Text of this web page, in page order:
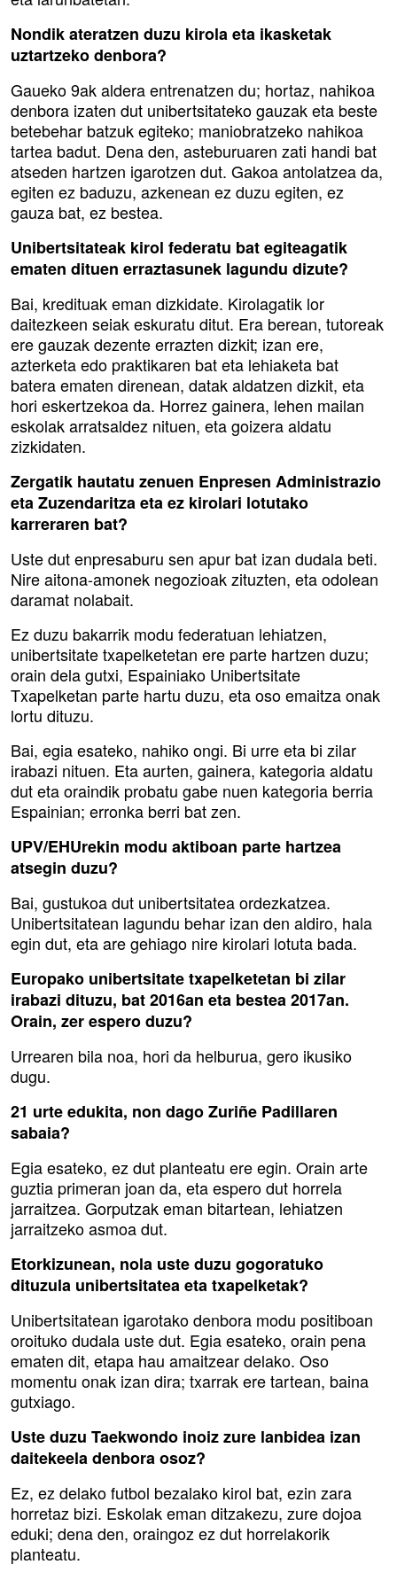
Nondik ateratzen duzu kirola eta ikasketak
uztartzeko denbora?
Gaueko 9ak aldera entrenatzen du; hortaz, nahikoa
denbora izaten dut unibertsitateko gauzak eta beste
betebehar batzuk egiteko; maniobratzeko nahikoa
tartea badut. Dena den, asteburuaren zati handi bat
atseden hartzen igarotzen dut. Gakoa antolatzea da,
egiten ez baduzu, azkenean ez duzu egiten, ez
gauza bat, ez bestea.
Unibertsitateak kirol federatu bat egiteagatik
ematen dituen erraztasunek lagundu dizute?
Bai, kredituak eman dizkidate. Kirolagatik lor
daitezkeen seiak eskuratu ditut. Era berean, tutoreak
ere gauzak dezente errazten dizkit; izan ere,
azterketa edo praktikaren bat eta lehiaketa bat
batera ematen direnean, datak aldatzen dizkit, eta
hori eskertzekoa da. Horrez gainera, lehen mailan
eskolak arratsaldez nituen, eta goizera aldatu
zizkidaten.
Zergatik hautatu zenuen Enpresen Administrazio
eta Zuzendaritza eta ez kirolari lotutako
karreraren bat?
Uste dut enpresaburu sen apur bat izan dudala beti.
Nire aitona-amonek negozioak zituzten, eta odolean
daramat nolabait.
Ez duzu bakarrik modu federatuan lehiatzen,
unibertsitate txapelketetan ere parte hartzen duzu;
orain dela gutxi, Espainiako Unibertsitate
Txapelketan parte hartu duzu, eta oso emaitza onak
lortu dituzu.
Bai, egia esateko, nahiko ongi. Bi urre eta bi zilar
irabazi nituen. Eta aurten, gainera, kategoria aldatu
dut eta oraindik probatu gabe nuen kategoria berria
Espainian; erronka berri bat zen.
UPV/EHUrekin modu aktiboan parte hartzea
atsegin duzu?
Bai, gustukoa dut unibertsitatea ordezkatzea.
Unibertsitatean lagundu behar izan den aldiro, hala
egin dut, eta are gehiago nire kirolari lotuta bada.
Europako unibertsitate txapelketetan bi zilar
irabazi dituzu, bat 2016an eta bestea 2017an.
Orain, zer espero duzu?
Urrearen bila noa, hori da helburua, gero ikusiko
dugu.
21 urte edukita, non dago Zuriñe Padillaren
sabaia?
Egia esateko, ez dut planteatu ere egin. Orain arte
guztia primeran joan da, eta espero dut horrela
jarraitzea. Gorputzak eman bitartean, lehiatzen
jarraitzeko asmoa dut.
Etorkizunean, nola uste duzu gogoratuko
dituzula unibertsitatea eta txapelketak?
Unibertsitatean igarotako denbora modu positiboan
oroituko dudala uste dut. Egia esateko, orain pena
ematen dit, etapa hau amaitzear delako. Oso
momentu onak izan dira; txarrak ere tartean, baina
gutxiago.
Uste duzu Taekwondo inoiz zure lanbidea izan
daitekeela denbora osoz?
Ez, ez delako futbol bezalako kirol bat, ezin zara
horretaz bizi. Eskolak eman ditzakezu, zure dojoa
eduki; dena den, oraingoz ez dut horrelakorik
planteatu.